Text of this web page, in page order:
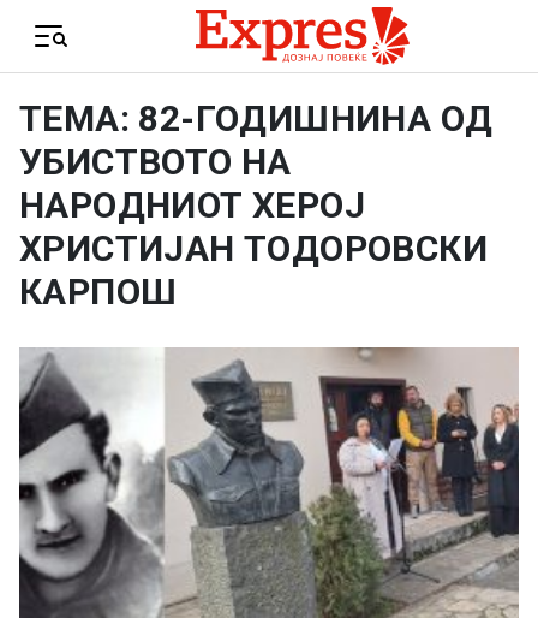
Menu
ТЕМА: 82-ГОДИШНИНА ОД
УБИСТВОТО НА
НАРОДНИОТ ХЕРОЈ
ХРИСТИЈАН ТОДОРОВСКИ
КАРПОШ